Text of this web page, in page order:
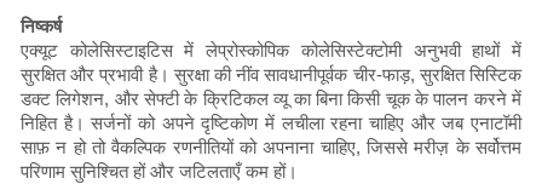
निष्कर्ष
एक्यूट कोलेसिस्टाइटिस में लेप्रोस्कोपिक कोलेसिस्टेक्टोमी अनुभवी हाथों में
सुरक्षित और प्रभावी है। सुरक्षा की नींव सावधानीपूर्वक चीर-फाड़, सुरक्षित सिस्टिक
डक्ट लिगेशन, और सेफ्टी के क्रिटिकल व्यू का बिना किसी चूक के पालन करने में
निहित है। सर्जनों को अपने दृष्टिकोण में लचीला रहना चाहिए और जब एनाटॉमी
साफ़ न हो तो वैकल्पिक रणनीतियों को अपनाना चाहिए, जिससे मरीज़ के सर्वोत्तम
परिणाम सुनिश्चित हों और जटिलताएँ कम हों।